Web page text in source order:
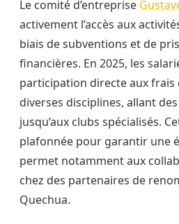
Le comité d’entreprise
activement l’accès aux
biais de subventions et de
financières. En 2025, les
participation directe aux frais
diverses disciplines, allant
jusqu’aux clubs spécialisés.
plafonnée pour garantir une
permet notamment aux
chez des partenaires de
Quechua.